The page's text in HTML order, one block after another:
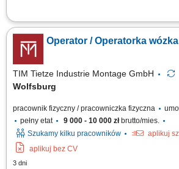
Opis stanowiska Realizacja wewnętrznego
przy użyciu wózka widłowego; Obsługa strefy
sprawny rozładunek oraz załadunek aut
asortymentu magazynowego i szykowanie
Lokowanie ładunków w...
Operator / Operatorka
TIM Tietze Industrie Montage GmbH
Wolfsburg
pracownik fizyczny / pracowniczka fizyczna
pełny etat
9 000 - 10 000 złbrutto/mies.
Szukamy kilku pracowników
aplikuj
aplikuj bez CV
3 dni